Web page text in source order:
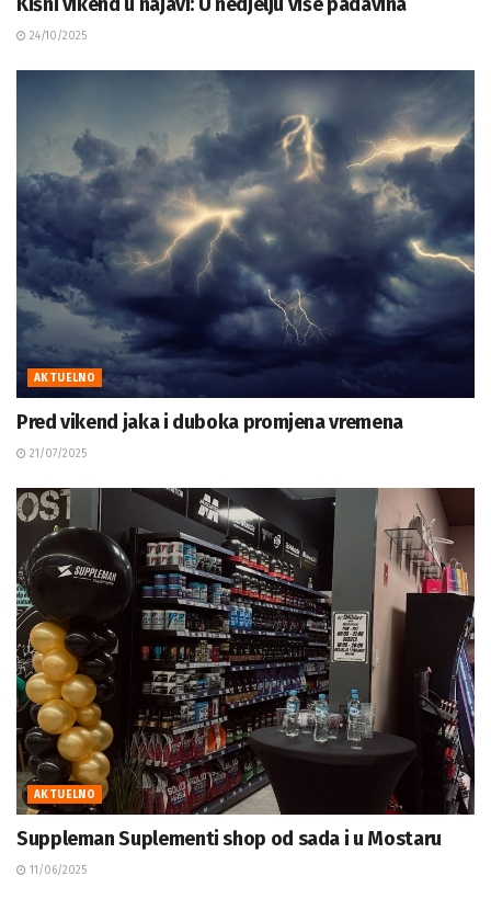
24/10/2025
AKTUELNO
Pred vikend jaka i duboka promjena vremena
21/07/2025
AKTUELNO
Suppleman Suplementi shop od sada i u Mostaru
11/06/2025